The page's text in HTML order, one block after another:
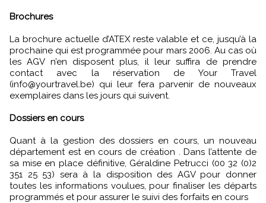
Brochures
La brochure actuelle d’ATEX reste valable et ce, jusqu’à la
prochaine qui est programmée pour mars 2006. Au cas où
les AGV n’en disposent plus, il leur suffira de prendre
contact avec la réservation de Your Travel
(info@yourtravel.be) qui leur fera parvenir de nouveaux
exemplaires dans les jours qui suivent.
Dossiers en cours
Quant à la gestion des dossiers en cours, un nouveau
département est en cours de création . Dans l’attente de
sa mise en place définitive, Géraldine Petrucci (00 32 (0)2
351 25 53) sera à la disposition des AGV pour donner
toutes les informations voulues, pour finaliser les départs
programmés et pour assurer le suivi des forfaits en cours